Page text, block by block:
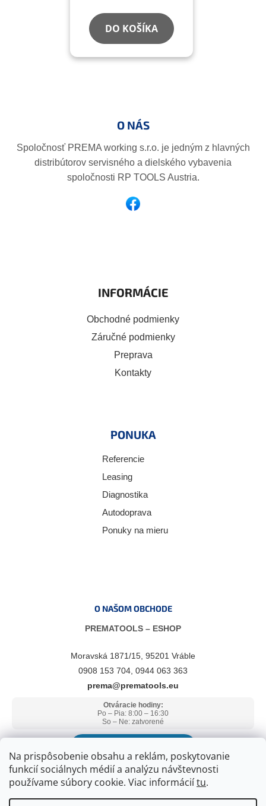
Na prispôsobenie obsahu a reklám, poskytovanie
funkcií sociálnych médií a analýzu návštevnosti
používame súbory cookie. Viac informáciítu.
DO KOŠÍKA
O NÁS
Spoločnosť PREMA working s.r.o. je jedným z hlavných
distribútorov servisného a dielského vybavenia
spoločnosti RP TOOLS Austria.
INFORMÁCIE
Obchodné podmienky
Záručné podmienky
Preprava
Kontakty
PONUKA
Referencie
Leasing
Diagnostika
Autodoprava
Ponuky na mieru
O NAŠOM OBCHODE
PREMATOOLS – ESHOP
Moravská 1871/15, 95201 Vráble
0908 153 704, 0944 063 363
prema@prematools.eu
Otváracie hodiny:
Po – Pia: 8:00 – 16:30
So – Ne: zatvorené